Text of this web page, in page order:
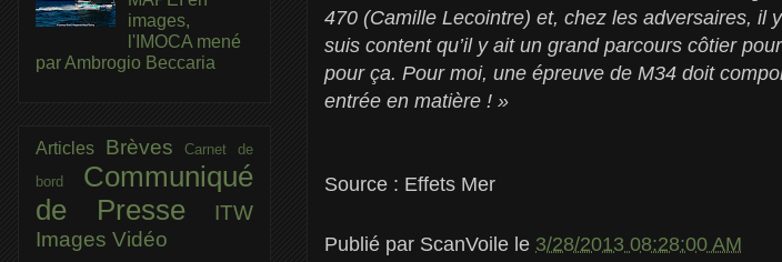
470 (Camille Lecointre) et, chez les adversaires, il
suis content qu’il y ait un grand parcours côtier
pour ça. Pour moi, une épreuve de M34 doit
entrée en matière ! »
Source : Effets Mer
Publié par ScanVoile le 3/28/2013 08:28:00 AM
images,
l'IMOCA mené
par Ambrogio Beccaria
Articles BrèvesCarnet de
bord Communiqué
de Presse
ITW
Images Vidéo